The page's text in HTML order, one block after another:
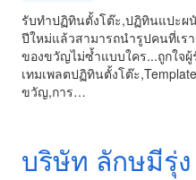
รับทำปฏิทินตั้งโต๊ะ,ปฏิทินแปะผ
ปีใหม่แล้วสามารถนำรูปคนที่เร
ของขวัญไม่ซ้ำแบบใคร...ถูกใจ
เทมเพลตปฏิทินตั้งโต๊ะ
ขวัญ,การ…
บริษัท ลักษมีรุ่